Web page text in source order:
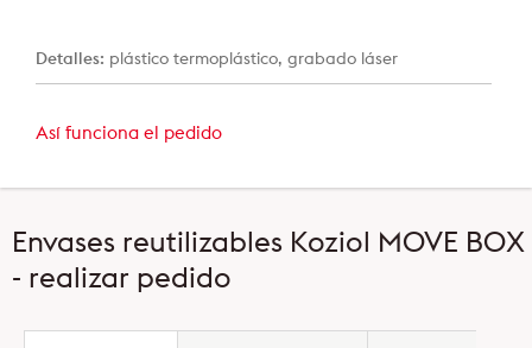
Detalles: plástico termoplástico, grabado láser
Así funciona el pedido
Envases reutilizables Koziol MOVE BOX
- realizar pedido